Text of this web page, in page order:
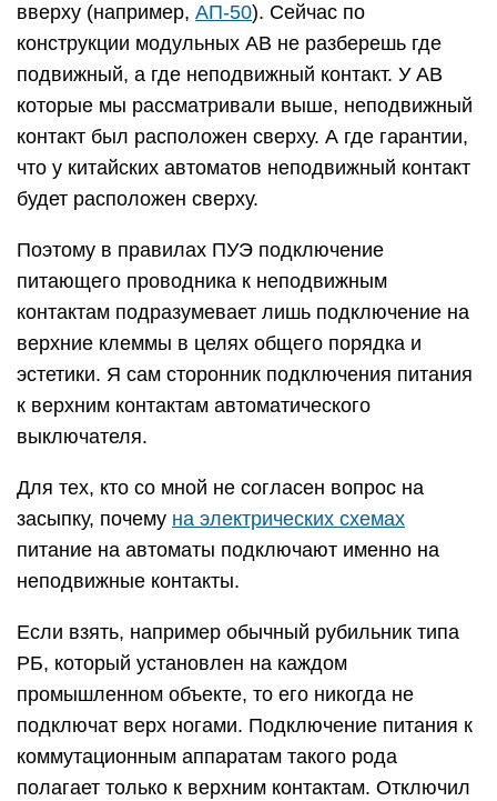
вверху (например, АП-50). Сейчас по
конструкции модульных АВ не разберешь где
подвижный, а где неподвижный контакт. У АВ
которые мы рассматривали выше, неподвижный
контакт был расположен сверху. А где гарантии,
что у китайских автоматов неподвижный контакт
будет расположен сверху.
Поэтому в правилах ПУЭ подключение
питающего проводника к неподвижным
контактам подразумевает лишь подключение на
верхние клеммы в целях общего порядка и
эстетики. Я сам сторонник подключения питания
к верхним контактам автоматического
выключателя.
Для тех, кто со мной не согласен вопрос на
засыпку, почему на электрических схемах
питание на автоматы подключают именно на
неподвижные контакты.
Если взять, например обычный рубильник типа
РБ, который установлен на каждом
промышленном объекте, то его никогда не
подключат верх ногами. Подключение питания к
коммутационным аппаратам такого рода
полагает только к верхним контактам. Отключил